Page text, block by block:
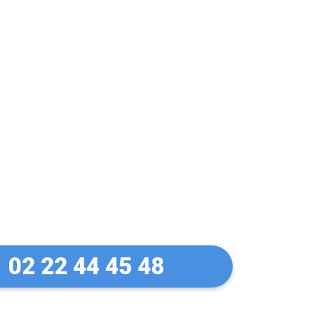
02 22 44 45 48